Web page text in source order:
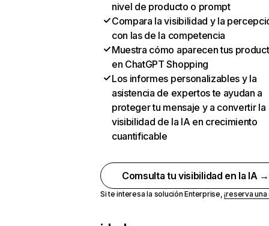
nivel de producto o prompt
Compara la visibilidad y la
con las de la competencia
Muestra cómo aparecen tus
en ChatGPT Shopping
Los informes personalizables y la
asistencia de expertos te ayudan a
proteger tu mensaje y a convertir la
visibilidad de la IA en crecimiento
cuantificable
Comsulta tu visibilidad en la IA →
Si te interesa la solución Enterprise,¡reserva